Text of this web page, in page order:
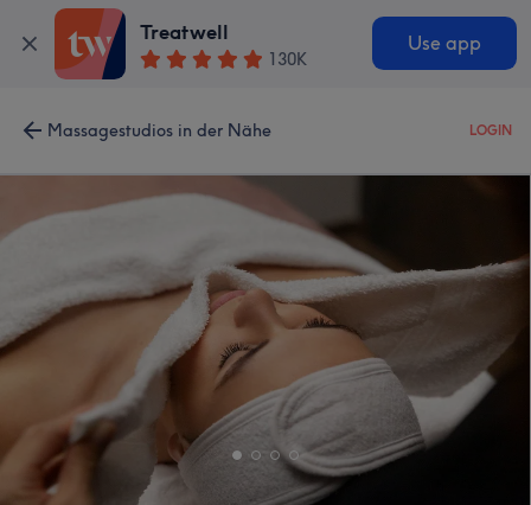
Treatwell
130K
Use app
Massagestudios in der Nähe LOGIN